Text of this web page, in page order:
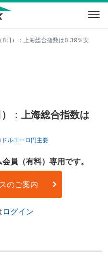
8日）：上海総合指数は0.39％安
：上海総合指数は
ドルユーロ円主要
員（有料）専用です。
のご案内
ログイン